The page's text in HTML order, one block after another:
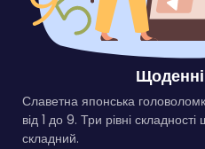
Славетна японська
від 1 до 9. Три рівні
складний.